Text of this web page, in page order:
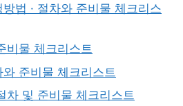
법 · 절차와 준비물 체크리스
비물 체크리스트
준비물 체크리스트
차 및 준비물 체크리스트